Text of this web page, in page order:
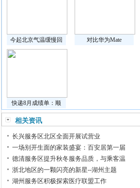
今起北京气温缓慢回 对比华为Mate
快递8月成绩单：顺
相关资讯
长兴服务区北区全面开展试营业
一场别开生面的家装盛宴：百安居第一届
德清服务区提升秋冬服务品质，与乘客温
浙北地区的一颗闪亮的新星--湖州主题
湖州服务区积极探索医疗联盟工作